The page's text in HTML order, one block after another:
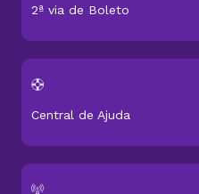
2ª via de Boleto
Central de Ajuda